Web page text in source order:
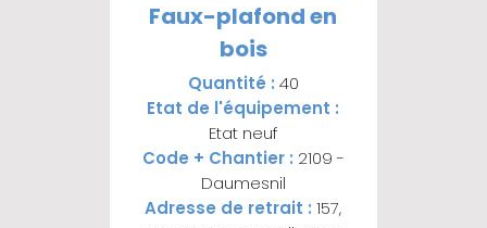
Faux-plafond en
bois
Quantité : 40
Etat de l'équipement :
Etat neuf
Code + Chantier : 2109 -
Daumesnil
Adresse de retrait :157,